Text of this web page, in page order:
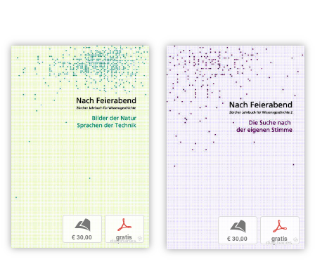
b
€ 30,00
p
gratis
b
€ 30,00
p
gratis